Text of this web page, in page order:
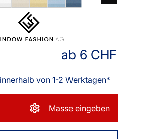
ab 6 CHF
von 1-2 Werktagen*
Masse eingeben